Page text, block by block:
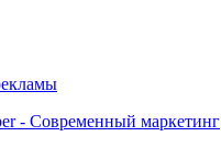
- Современный маркетинг